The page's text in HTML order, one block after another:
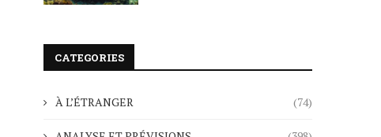
CATEGORIES
À L’ÉTRANGER (74)